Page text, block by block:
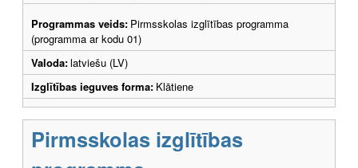
Programmas veids: Pirmsskolas izglītības programma
(programma ar kodu 01)
Valoda:latviešu (LV)
Izglītības ieguves forma: Klātiene
Pirmsskolas izglītības